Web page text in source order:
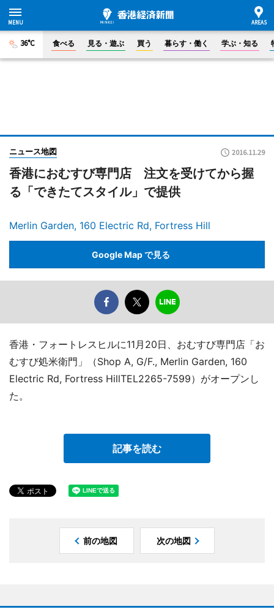
36°C 食べる 見る・遊ぶ 買う 暮らす・働く 学ぶ・知る
ニュース地図 2016.11.29
香港におむすび専門店 注文を受けてから握
る「できたてスタイル」で提供
Merlin Garden, 160 Electric Rd, Fortress Hill
Google Map で見る
香港・フォートレスヒルに11月20日、おむすび専門店「お
むすび処米衛門」（Shop A, G/F., Merlin Garden, 160
Electric Rd, Fortress HillTEL2265-7599）がオープンし
た。
記事を読む
前の地図 次の地図